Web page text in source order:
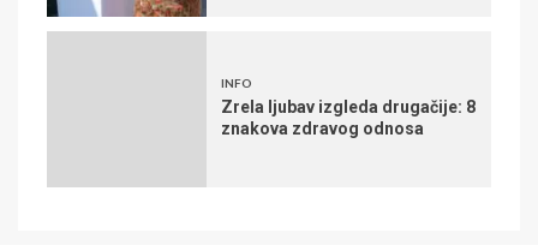
INFO
Zrela ljubav izgleda drugačije: 8
znakova zdravog odnosa